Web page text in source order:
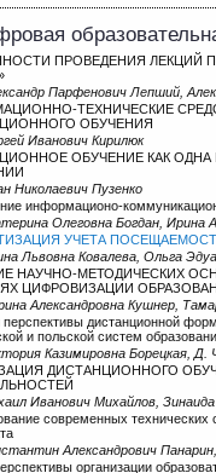
ПРОВЕДЕНИЯ ЛЕКЦИЙ
Парфенович Лепший,
ТЕХНИЧЕСКИЕ
ОБУЧЕНИЯ
Иванович Кирилюк
ОБУЧЕНИЕ КАК
Николаевич Пузенко
информационо-
Олеговна Богдан, Ирина
УЧЕТА
Львовна Ковалева, Ольга
НАУЧНО-МЕТОДИЧЕСКИХ
ЦИФРОВИЗАЦИИ
Александровна Кушнер,
перспективы дистанционной
и польской систем
Казимировна Борецкая, Д.
ДИСТАНЦИОННОГО
Иванович Михайлов,
современных технических
Александрович
организации